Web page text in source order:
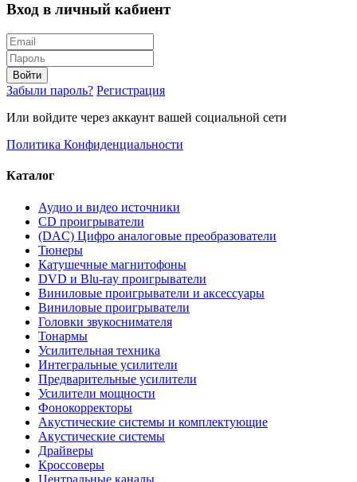
Вход в личный кабиент
Войти
Забыли пароль? Регистрация
Или войдите через аккаунт вашей социальной сети
Политика Конфиденциальности
Каталог
Аудио и видео источники
CD проигрыватели
(DAC) Цифро аналоговые преобразователи
Тюнеры
Катушечные магнитофоны
DVD и Blu-ray проигрыватели
Виниловые проигрыватели и аксессуары
Виниловые проигрыватели
Головки звукоснимателя
Тонармы
Усилительная техника
Интегральные усилители
Предварительные усилители
Усилители мощности
Фонокорректоры
Акустические системы и комплектующие
Акустические системы
Драйверы
Кроссоверы
Центральные каналы